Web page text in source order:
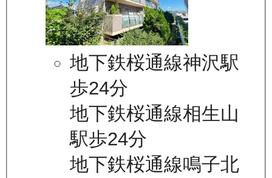
地下鉄桜通線神沢駅
歩24分
地下鉄桜通線相生山
駅歩24分
地下鉄桜通線鳴子北